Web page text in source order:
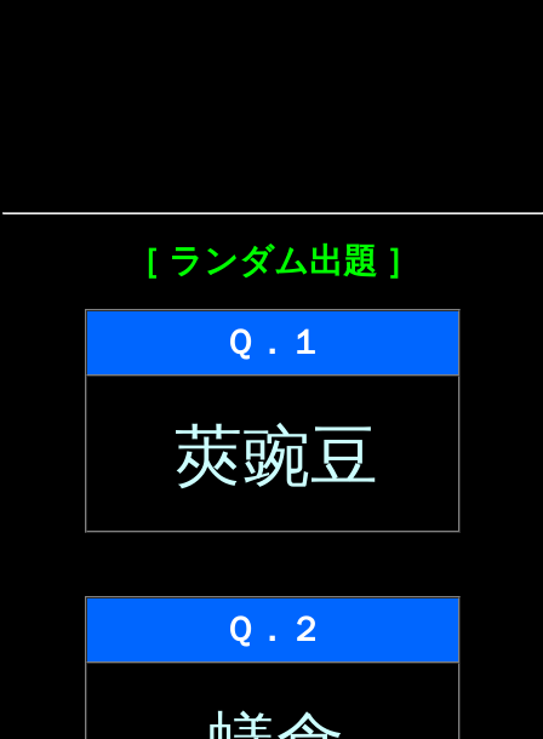
［ ランダム出題 ］
Ｑ．１
莢豌豆
Ｑ．２